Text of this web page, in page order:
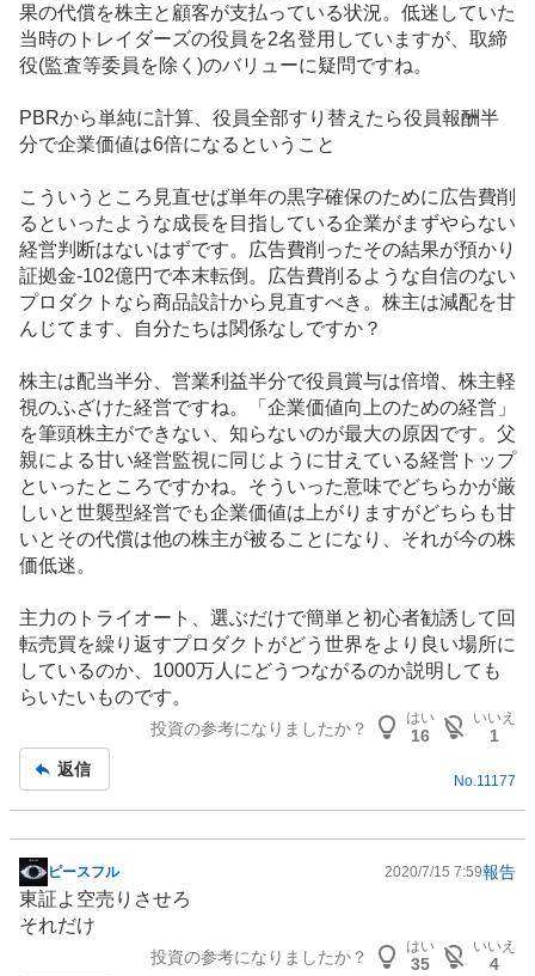
果の代償を株主と顧客が支払っている状況。低迷していた
当時のトレイダーズの役員を2名登用していますが、取締
役(監査等委員を除く)のバリューに疑問ですね。
PBRから単純に計算、役員全部すり替えたら役員報酬半
分で企業価値は6倍になるということ
こういうところ見直せば単年の黒字確保のために広告費削
るといったような成長を目指している企業がまずやらない
経営判断はないはずです。広告費削ったその結果が預かり
証拠金-102億円で本末転倒。広告費削るような自信のない
プロダクトなら商品設計から見直すべき。株主は減配を甘
んじてます、自分たちは関係なしですか？
株主は配当半分、営業利益半分で役員賞与は倍増、株主軽
視のふざけた経営ですね。「企業価値向上のための経営」
を筆頭株主ができない、知らないのが最大の原因です。父
親による甘い経営監視に同じように甘えている経営トップ
といったところですかね。そういった意味でどちらかが厳
しいと世襲型経営でも企業価値は上がりますがどちらも甘
いとその代償は他の株主が被ることになり、それが今の株
価低迷。
主力のトライオート、選ぶだけで簡単と初心者勧誘して回
転売買を繰り返すプロダクトがどう世界をより良い場所に
しているのか、1000万人にどうつながるのか説明しても
らいたいものです。
投資の参考になりましたか？
はい
16
いいえ
1
返信
No.11177
掲
示
板
ピースフル 2020/7/15 7:59報告
東証よ空売りさせろ
それだけ
投資の参考になりましたか？
はい
35
いいえ
4